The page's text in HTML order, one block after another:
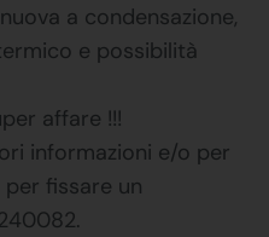
a condensazione,
e possibilità
affare !!!
informazioni e/o per
fissare un